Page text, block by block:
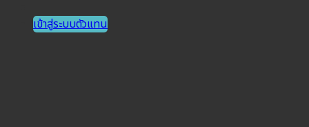
เข้าสู่ระบบตัวแทน